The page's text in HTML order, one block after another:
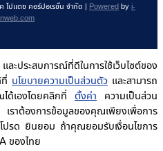
โปแตซ คอร์ปอเรชั่น จำกัด | Poweredbyi-
ประสบการณ์ที่ดีในการใช้เว็บไซต์ของ
นโยบายความเป็นส่วนตัว และสามารถ
ด้เองโดยคลิกที่ ตั้งค่า ความเป็นส่วน
าต้องการข้อมูลของคุณเพียงเพื่อการ
ปรด ยินยอม ถ้าคุณยอมรับเงื่อนไขการ
ของไทย